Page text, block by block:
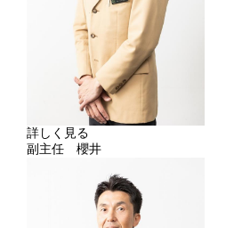
詳しく見る
副主任 櫻井